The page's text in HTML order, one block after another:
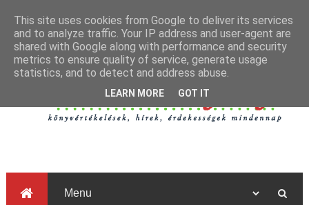
This site uses cookies from Google to deliver its services
and to analyze traffic. Your IP address and user-agent are
shared with Google along with performance and security
metrics to ensure quality of service, generate usage
statistics, and to detect and address abuse.
LEARN MORE GOT IT